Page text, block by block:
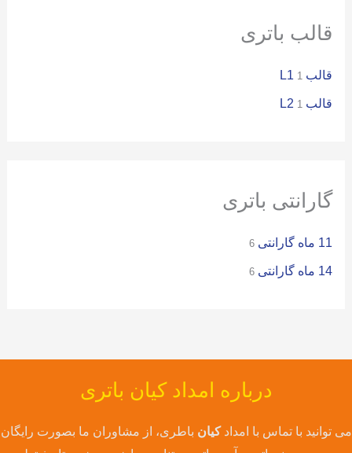
قالب باتری
قالب L1 1
قالب L2 1
گارانتی باتری
11 ماه گارانتی 6
14 ماه گارانتی 6
درباره امداد کیان باتری
می توانید با تماس با امدادکیان باطری، از مشاوران ما بصورت رایگان